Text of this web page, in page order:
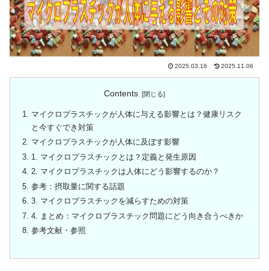
2025.03.16 2025.11.06
Contents
マイクロプラスチックが人体に与える影響とは？健康リスク
と今すぐでき対策
マイクロプラスチックが人体に及ぼす影響
1. マイクロプラスチックとは？定義と発生原因
2. マイクロプラスチックは人体にどう影響するのか？
参考：摂取量に関する話題
3. マイクロプラスチックを減らすための対策
4. まとめ：マイクロプラスチック問題にどう向き合うべきか
参考文献・参照